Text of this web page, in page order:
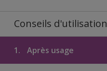
Conseils d'utilisation
1. Après usage